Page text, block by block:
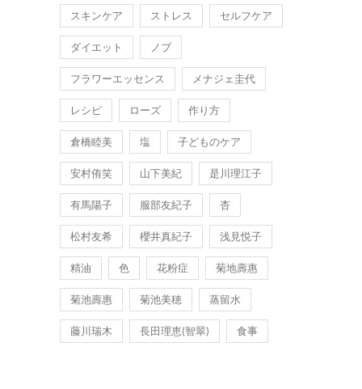
スキンケア ストレス セルフケア
ダイエット ノブ
フラワーエッセンス メナジェ圭代
レシピ ローズ 作り方
倉橋睦美 塩 子どものケア
安村侑笑 山下美紀 是川理江子
有馬陽子 服部友紀子 杏
松村友希 櫻井真紀子 浅見悦子
精油 色 花粉症 菊地壽惠
菊池壽惠 菊池美穂 蒸留水
藤川瑞木 長田理恵(智翠) 食事